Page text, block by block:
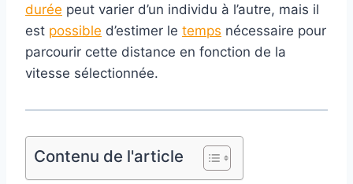
durée peut varier d’un individu à l’autre, mais il
est possible d’estimer le temps nécessaire pour
parcourir cette distance en fonction de la
vitesse sélectionnée.
Contenu de l'article